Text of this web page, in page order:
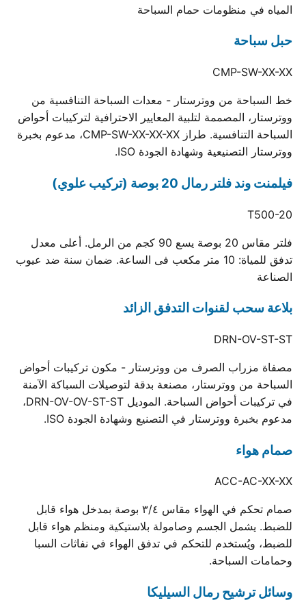
المياه في منظومات حمام السباحة
حبل سباحة
CMP-SW-XX-XX
خط السباحة من ووترستار - معدات السباحة التنافسية من
ووترستار، المصممة لتلبية المعايير الاحترافية لتركيبات أحواض
السباحة التنافسية. طراز CMP-SW-XX-XX-XX، مدعوم بخبرة
ووترستار التصنيعية وشهادة الجودة ISO.
فيلمنت وند فلتر رمال 20 بوصة (تركيب علوي)
T500-20
فلتر مقاس 20 بوصة يسع 90 كجم من الرمل. أعلى معدل
تدفق للمياة: 10 متر مكعب فى الساعة. ضمان سنة ضد عيوب
الصناعة
بلاعة سحب لقنوات التدفق الزائد
DRN-OV-ST-ST
مصفاة مزراب الصرف من ووترستار - مكون تركيبات أحواض
السباحة من ووترستار، مصنعة بدقة لتوصيلات السباكة الآمنة
في تركيبات أحواض السباحة. الموديل DRN-OV-OV-ST-ST،
مدعوم بخبرة ووترستار في التصنيع وشهادة الجودة ISO.
صمام هواء
ACC-AC-XX-XX
صمام تحكم في الهواء مقاس ٣/٤ بوصة بمدخل هواء قابل
للضبط. يشمل الجسم وصامولة بلاستيكية ومنظم هواء قابل
للضبط، ويُستخدم للتحكم في تدفق الهواء في نفاثات السبا
وحمامات السباحة.
وسائل ترشيح رمال السيليكا